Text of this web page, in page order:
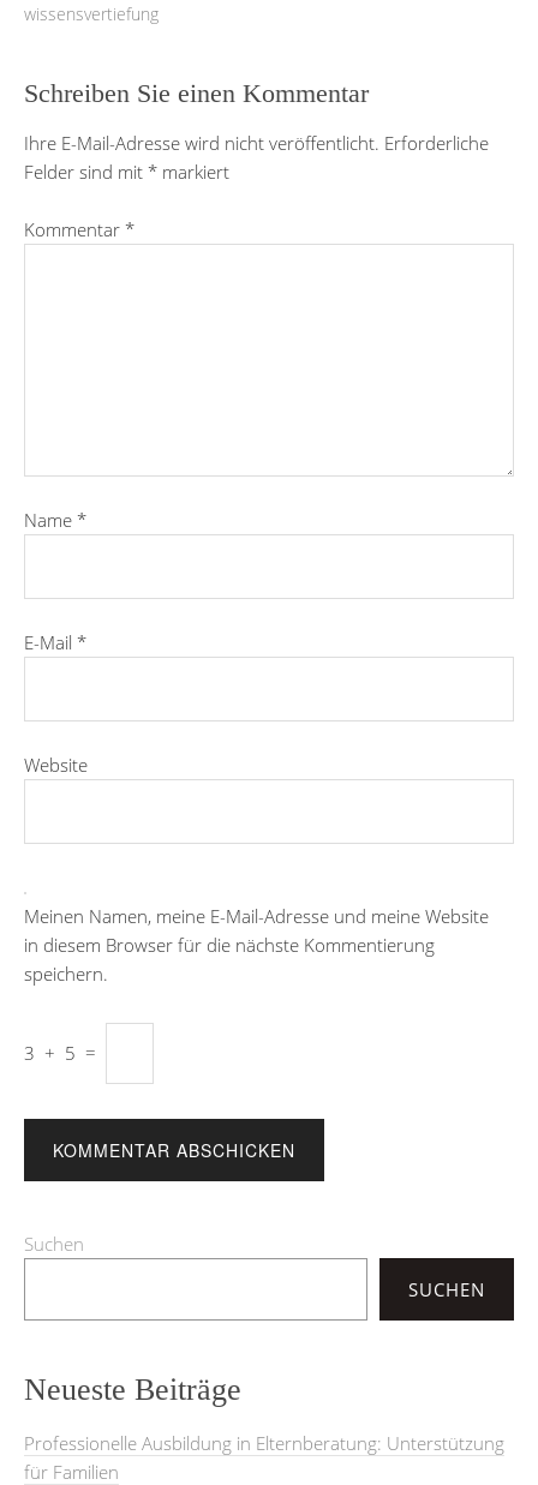
wissensvertiefung
Schreiben Sie einen Kommentar
Ihre E-Mail-Adresse wird nicht veröffentlicht. Erforderliche
Felder sind mit * markiert
Kommentar *
Name *
E-Mail *
Website
Meinen Namen, meine E-Mail-Adresse und meine Website
in diesem Browser für die nächste Kommentierung
speichern.
3 + 5 =
Suchen
SUCHEN
Neueste Beiträge
Professionelle Ausbildung in Elternberatung: Unterstützung
für Familien